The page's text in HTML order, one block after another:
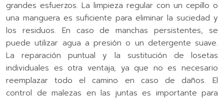
grandes esfuerzos. La limpieza regular con un cepillo o
una manguera es suficiente para eliminar la suciedad y
los residuos. En caso de manchas persistentes, se
puede utilizar agua a presión o un detergente suave.
La reparación puntual y la sustitución de losetas
individuales es otra ventaja, ya que no es necesario
reemplazar todo el camino en caso de daños. El
control de malezas en las juntas es importante para